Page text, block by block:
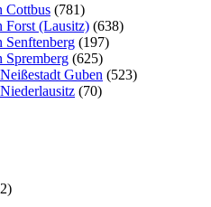
Cottbus (781)
Forst (Lausitz) (638)
Senftenberg (197)
Spremberg (625)
Guben (523)
(70)